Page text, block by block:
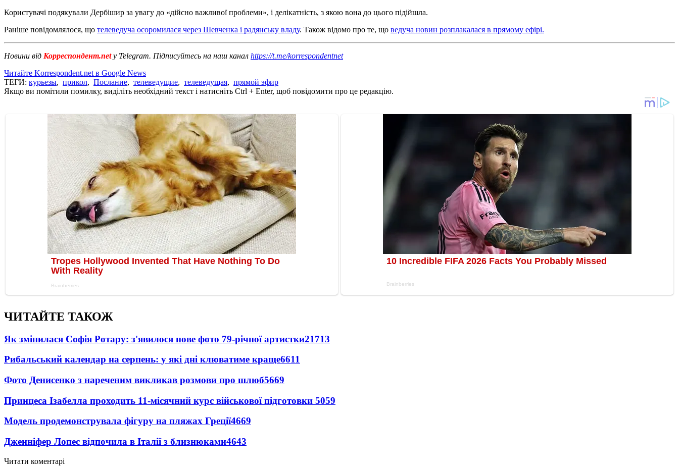
Користувачі подякували Дербішир за увагу до «дійсно важливої ​​проблеми», і делікатність, з якою вона до цього підійшла.
Раніше повідомлялося, що телеведуча осоромилася через Шевченка і радянську владу. Також відомо про те, що ведуча новин розплакалася в прямому ефірі.
Новини від Корреспондент.net у Telegram. Підписуйтесь на наш канал https://t.me/korrespondentnet
Читайте Korrespondent.net в Google News
ТЕГИ: курьезы, прикол, Послание, телеведущие, телеведущая, прямой эфир
Якщо ви помітили помилку, виділіть необхідний текст і натисніть Ctrl + Enter, щоб повідомити про це редакцію.
ЧИТАЙТЕ ТАКОЖ
Як змінилася Софія Ротару: з'явилося нове фото 79-річної артистки21713
Рибальський календар на серпень: у які дні клюватиме краще6611
Фото Денисенко з нареченим викликав розмови про шлюб5669
Принцеса Ізабелла проходить 11-місячний курс військової підготовки 5059
Модель продемонструвала фігуру на пляжах Греції4669
Дженніфер Лопес відпочила в Італії з близнюками4643
Читати коментарі